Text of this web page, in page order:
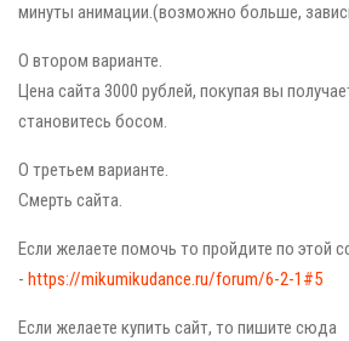
минуты анимации.(возможно больше,
О втором варианте.
Цена сайта 3000 рублей, покупая вы
становитесь босом.
О третьем варианте.
Смерть сайта.
Если желаете помочь то пройдите по этой
- https://mikumikudance.ru/forum/6-2-1#5
Если желаете купить сайт, то пишите сюда